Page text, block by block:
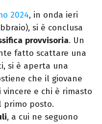
2024, in onda ieri
si è conclusa
provvisoria. Un
fatto scattare una
si è aperta una
che il giovane
e chi è rimasto
posto.
, a cui ne seguono